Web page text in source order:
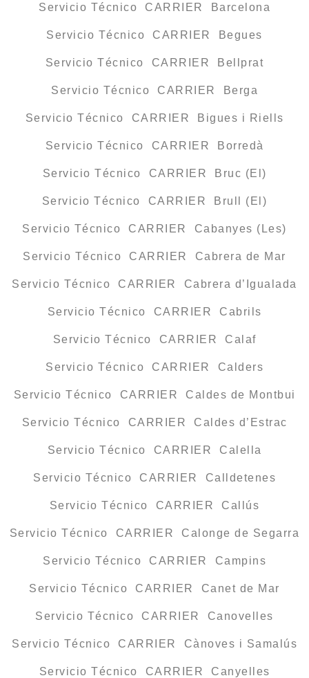
Servicio Técnico CARRIER Barcelona
Servicio Técnico CARRIER Begues
Servicio Técnico CARRIER Bellprat
Servicio Técnico CARRIER Berga
Servicio Técnico CARRIER Bigues i Riells
Servicio Técnico CARRIER Borredà
Servicio Técnico CARRIER Bruc (El)
Servicio Técnico CARRIER Brull (El)
Servicio Técnico CARRIER Cabanyes (Les)
Servicio Técnico CARRIER Cabrera de Mar
Servicio Técnico CARRIER Cabrera d’Igualada
Servicio Técnico CARRIER Cabrils
Servicio Técnico CARRIER Calaf
Servicio Técnico CARRIER Calders
Servicio Técnico CARRIER Caldes de Montbui
Servicio Técnico CARRIER Caldes d’Estrac
Servicio Técnico CARRIER Calella
Servicio Técnico CARRIER Calldetenes
Servicio Técnico CARRIER Callús
Servicio Técnico CARRIER Calonge de Segarra
Servicio Técnico CARRIER Campins
Servicio Técnico CARRIER Canet de Mar
Servicio Técnico CARRIER Canovelles
Servicio Técnico CARRIER Cànoves i Samalús
Servicio Técnico CARRIER Canyelles